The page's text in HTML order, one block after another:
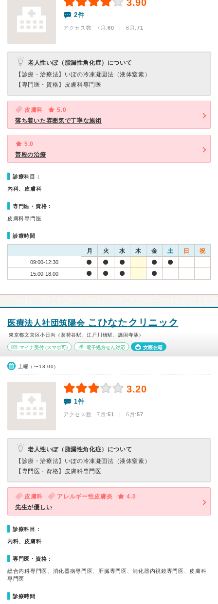
3.90
2件
アクセス数 7月:60 | 6月:71
老人性いぼ（脂漏性角化症）について
【診療・治療法】 いぼの冷凍凝固法（液体窒素）
【専門医・資格】 皮膚科専門医
皮膚科
5.0
落ち着いた雰囲気で丁寧な施術
5.0
普段の治療
診療科目：
内科、皮膚科
専門医・資格：
皮膚科専門医
診療時間
月 火 水 木 金 土 日 祝
09:00-12:30
15:00-18:00
医療法人社団筑陽会 こひなたクリニック
東京都文京区小日向（茗荷谷駅、江戸川橋駅、護国寺駅）
マイナ受付 (スマホ可) 電子処方せん対応 女医在籍
土曜（〜13:00）
3.20
1件
アクセス数 7月:51 | 6月:57
老人性いぼ（脂漏性角化症）について
【診療・治療法】 いぼの冷凍凝固法（液体窒素）
【専門医・資格】 皮膚科専門医
皮膚科 アレルギー性皮膚炎
4.0
先生が優しい
診療科目：
内科、皮膚科
専門医・資格：
総合内科専門医、消化器病専門医、肝臓専門医、消化器内視鏡専門医、皮膚科
専門医
診療時間